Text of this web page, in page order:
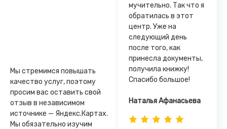
Мы стремимся повышать
качество услуг, поэтому
просим вас оставить свой
отзыв в независимом
источнике — Яндекс.Картах.
Мы обязательно изучим
мучительно. Так что я
обратилась в этот
центр. Уже на
следующий день
после того, как
принесла документы,
получила книжку!
Спасибо большое!
Наталья Афанасьева